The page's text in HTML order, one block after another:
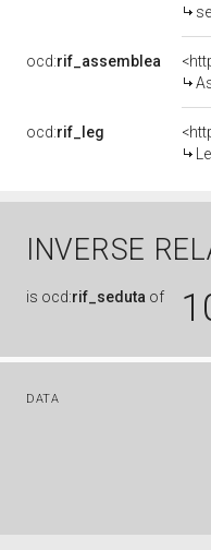
ocd:rif_assemblea
ocd:rif_leg
INVERSE
is ocd:rif_seduta of
DATA